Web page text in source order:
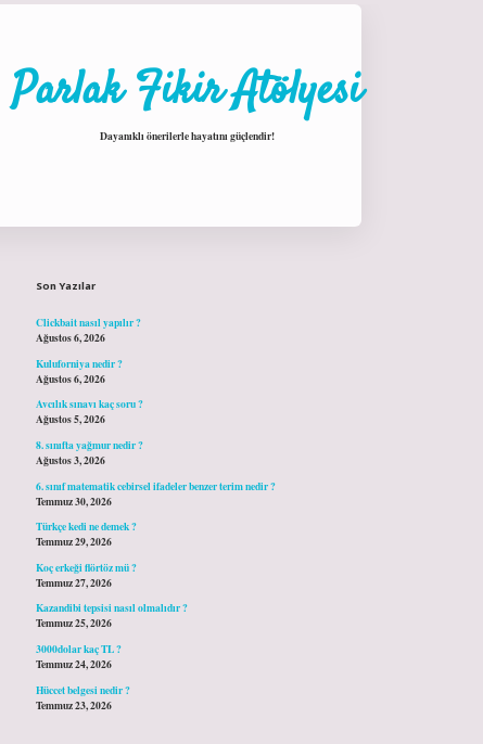
Parlak Fikir Atölyesi
Dayanıklı önerilerle hayatını güçlendir!
Son Yazılar
Clickbait nasıl yapılır ?
Ağustos 6, 2026
Kuluforniya nedir ?
Ağustos 6, 2026
Avcılık sınavı kaç soru ?
Ağustos 5, 2026
8. sınıfta yağmur nedir ?
Ağustos 3, 2026
6. sınıf matematik cebirsel ifadeler benzer terim nedir ?
Temmuz 30, 2026
Türkçe kedi ne demek ?
Temmuz 29, 2026
Koç erkeği flörtöz mü ?
Temmuz 27, 2026
Kazandibi tepsisi nasıl olmalıdır ?
Temmuz 25, 2026
3000dolar kaç TL ?
Temmuz 24, 2026
Hüccet belgesi nedir ?
Temmuz 23, 2026